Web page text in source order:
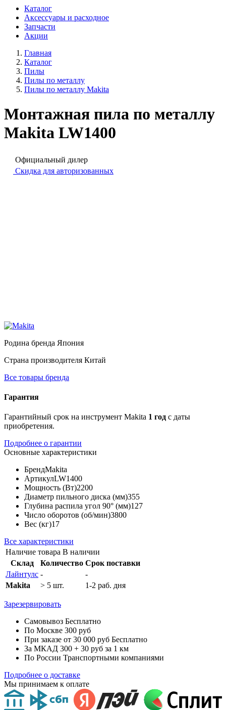
Каталог
Аксессуары и расходное
Запчасти
Акции
Главная
Каталог
Пилы
Пилы по металлу
Пилы по металлу Makita
Монтажная пила по металлу
Makita LW1400
Официальный дилер
Скидка для авторизованных
Родина бренда Япония
Страна производителя Китай
Все товары бренда
Гарантия
Гарантийный срок на инструмент Makita 1 год с даты
приобретения.
Подробнее о гарантии
Основные характеристики
БрендMakita
АртикулLW1400
Мощность (Вт)2200
Диаметр пильного диска (мм)355
Глубина распила угол 90° (мм)127
Число оборотов (об/мин)3800
Вес (кг)17
Все характеристики
Наличие товара В наличии
Склад
Количество Срок поставки
Лайнтулс -
-
Makita
> 5 шт. 1-2 раб. дня
Зарезервировать
Самовывоз Бесплатно
По Москве 300 руб
При заказе от 30 000 руб Бесплатно
За МКАД 300 + 30 руб за 1 км
По России Транспортными компаниями
Подробнее о доставке
Мы принимаем к оплате